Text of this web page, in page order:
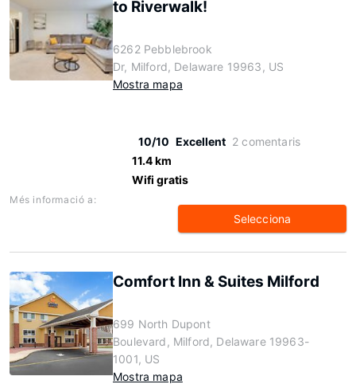
to Riverwalk!
6262 Pebblebrook
Dr, Milford, Delaware 19963, US
Mostra mapa
10/10 Excellent 2 comentaris
11.4 km
Wifi gratis
Més informació a:
Selecciona
Comfort Inn & Suites Milford
699 North Dupont
Boulevard, Milford, Delaware 19963-
1001, US
Mostra mapa